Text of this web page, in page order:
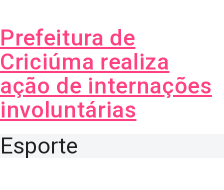
Prefeitura de
Criciúma realiza
ação de internações
involuntárias
Esporte